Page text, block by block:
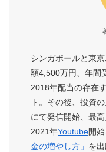
シンガポールと東
額4,500万円、年間
2018年配当の存在
ト。その後、投資
にて発信開始、最高
2021年Youtube開
金の増やし方」 を